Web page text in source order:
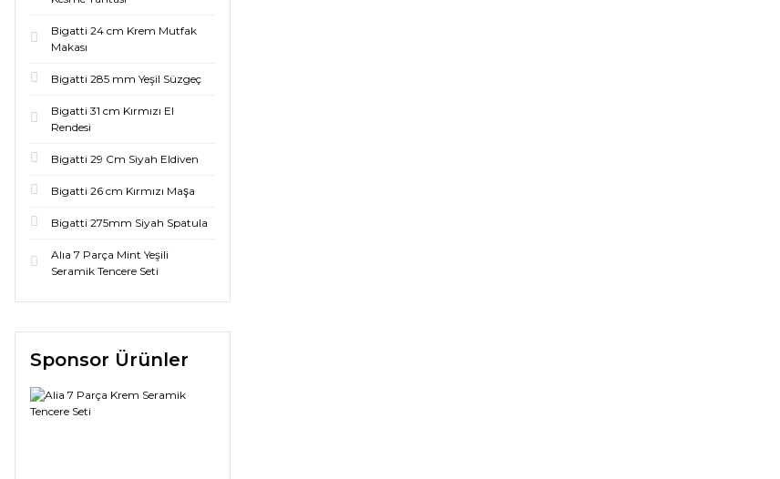
Bigatti 24 cm Krem Mutfak
Makası
Bigatti 285 mm Yeşil Süzgeç
Bigatti 31 cm Kırmızı El
Rendesi
Bigatti 29 Cm Siyah Eldiven
Bigatti 26 cm Kırmızı Maşa
Bigatti 275mm Siyah Spatula
Alıa 7 Parça Mint Yeşili
Seramik Tencere Seti
Sponsor Ürünler